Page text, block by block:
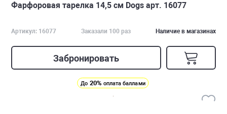
Фарфоровая тарелка 14,5 см Dogs арт. 16077
Артикул: 16077 Заказали 100 раз Наличие в магазинах
Забронировать
До 20% оплата баллами